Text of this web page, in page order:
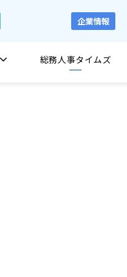
企業情報
総務人事タイムズ